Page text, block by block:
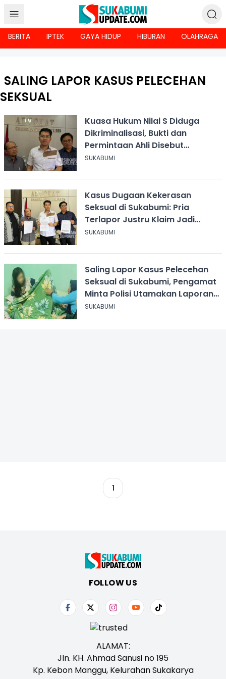
BERITA IPTEK GAYA HIDUP HIBURAN OLAHRAGA
SALING LAPOR KASUS PELECEHAN
SEKSUAL
Kuasa Hukum Nilai S Diduga
Dikriminalisasi, Bukti dan
Permintaan Ahli Disebut
Diabaikan
SUKABUMI
Kasus Dugaan Kekerasan
Seksual di Sukabumi: Pria
Terlapor Justru Klaim Jadi
Korban Romance Scam Rp500
SUKABUMI
Saling Lapor Kasus Pelecehan
Seksual di Sukabumi, Pengamat
Minta Polisi Utamakan Laporan
Korban
SUKABUMI
1
FOLLOW US
ALAMAT:
Jln. KH. Ahmad Sanusi no 195
Kp. Kebon Manggu, Kelurahan Sukakarya